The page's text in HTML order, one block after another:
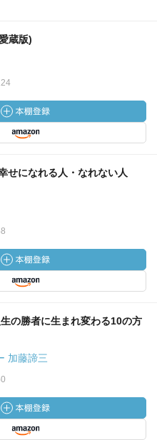
蔵版)
せになれる人・なれない人
の勝者に生まれ変わる10の方
加藤諦三